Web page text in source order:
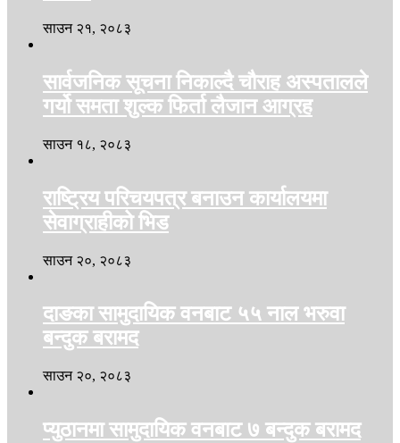
साउन २१, २०८३
सार्वजनिक सूचना निकाल्दै चौराह अस्पतालले
गर्यो समता शुल्क फिर्ता लैजान आग्रह
साउन १८, २०८३
राष्ट्रिय परिचयपत्र बनाउन कार्यालयमा
सेवाग्राहीको भिड
साउन २०, २०८३
दाङका सामुदायिक वनबाट ५५ नाल भरुवा
बन्दुक बरामद
साउन २०, २०८३
प्युठानमा सामुदायिक वनबाट ७ बन्दुक बरामद